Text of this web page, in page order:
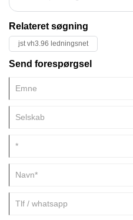
Relateret søgning
jst vh3.96 ledningsnet
Send forespørgsel